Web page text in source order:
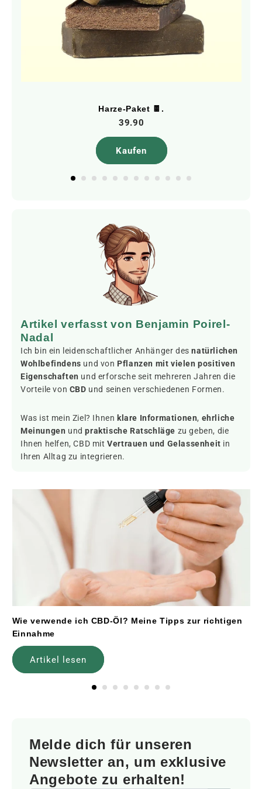
Harze-Paket 🍫.
39.90
Kaufen
Artikel verfasst von Benjamin Poirel-
Nadal
Ich bin ein leidenschaftlicher Anhänger desnatürlichen
Wohlbefindens und von Pflanzen mit vielen positiven
Eigenschaften und erforsche seit mehreren Jahren die
Vorteile von CBD und seinen verschiedenen Formen.
Was ist mein Ziel? Ihnen klare Informationen, ehrliche
Meinungen undpraktische Ratschläge zu geben, die
Ihnen helfen, CBD mitVertrauen und Gelassenheit in
Ihren Alltag zu integrieren.
Wie verwende ich CBD-Öl? Meine Tipps zur richtigen
Einnahme
Artikel lesen
Melde dich für unseren
Newsletter an, um exklusive
Angebote zu erhalten!